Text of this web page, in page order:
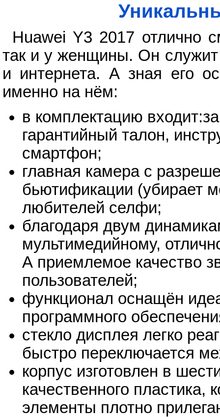
Huawei Y3 2017 отлично
так и у женщины. Он
и интернета. А зная его
именно на нём:
в комплектацию
гарантийный талон,
смартфон;
главная камера с
бьютификации (убирает
любителей селфи;
благодаря двум
мультимедийному,
А приемлемое качество
пользователей;
функционал оснащён
программного
стекло дисплея легко
быстро переключается
корпус изготовлен в
качественного пластика,
элементы плотно